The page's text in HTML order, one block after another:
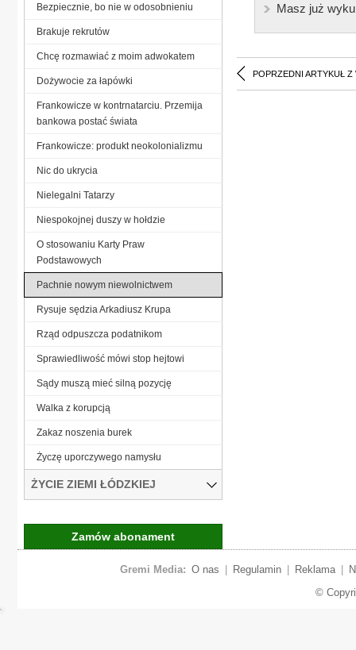
Masz już
POPRZEDNI ARTYKUŁ Z
Bezpiecznie, bo nie w odosobnieniu
Brakuje rekrutów
Chcę rozmawiać z moim adwokatem
Dożywocie za łapówki
Frankowicze w kontrnatarciu. Przemija
bankowa postać świata
Frankowicze: produkt neokolonializmu
Nic do ukrycia
Nielegalni Tatarzy
Niespokojnej duszy w hołdzie
O stosowaniu Karty Praw
Podstawowych
Pachnie nowym niewolnictwem
Rysuje sędzia Arkadiusz Krupa
Rząd odpuszcza podatnikom
Sprawiedliwość mówi stop hejtowi
Sądy muszą mieć silną pozycję
Walka z korupcją
Zakaz noszenia burek
Życzę uporczywego namysłu
ŻYCIE ZIEMI ŁÓDZKIEJ
Zamów abonament
Gremi Media: O nas Regulamin Reklama
©